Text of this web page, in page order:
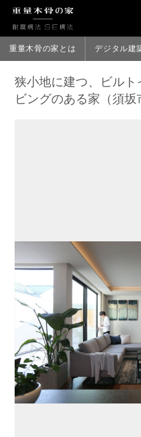
重量木骨の家とは デジタル建
狭小地に建つ、ビルト
ビングのある家（須坂